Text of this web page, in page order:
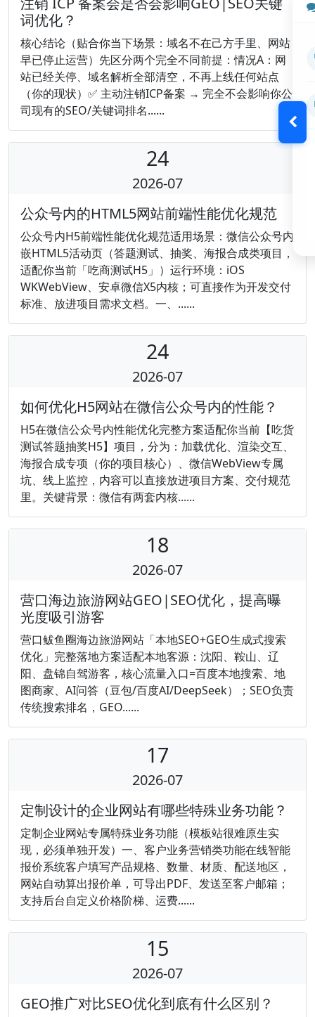
词优化？
核心结论（贴合你当下场景：域名不在己方手里、网站
早已停止运营）先区分两个完全不同前提：情况A：网
站已经关停、域名解析全部清空，不再上线任何站点
（你的现状）✅ 主动注销ICP备案 → 完全不会影响你公
司现有的SEO/关键词排名......
24
2026-07
公众号内的HTML5网站前端性能优化规范
公众号内H5前端性能优化规范适用场景：微信公众号内
嵌HTML5活动页（答题测试、抽奖、海报合成类项目，
适配你当前「吃商测试H5」）运行环境：iOS
WKWebView、安卓微信X5内核；可直接作为开发交付
标准、放进项目需求文档。一、......
24
2026-07
如何优化H5网站在微信公众号内的性能？
H5在微信公众号内性能优化完整方案适配你当前【吃货
测试答题抽奖H5】项目，分为：加载优化、渲染交互、
海报合成专项（你的项目核心）、微信WebView专属
坑、线上监控，内容可以直接放进项目方案、交付规范
里。关键背景：微信有两套内核......
18
2026-07
营口海边旅游网站GEO|SEO优化，提高曝
光度吸引游客
营口鲅鱼圈海边旅游网站「本地SEO+GEO生成式搜索
优化」完整落地方案适配本地客源：沈阳、鞍山、辽
阳、盘锦自驾游客，核心流量入口=百度本地搜索、地
图商家、AI问答（豆包/百度AI/DeepSeek）；SEO负责
传统搜索排名，GEO......
17
2026-07
定制设计的企业网站有哪些特殊业务功能？
定制企业网站专属特殊业务功能（模板站很难原生实
现，必须单独开发）一、客户业务营销类功能在线智能
报价系统客户填写产品规格、数量、材质、配送地区，
网站自动算出报价单，可导出PDF、发送至客户邮箱；
支持后台自定义价格阶梯、运费......
15
2026-07
GEO推广对比SEO优化到底有什么区别？